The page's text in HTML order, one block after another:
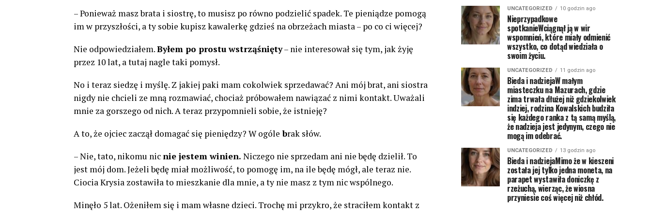
– Ponieważ masz brata i siostrę, to musisz po równo podzielić spadek. Te pieniądze pomogą
im w przyszłości, a ty sobie kupisz kawalerkę gdzieś na obrzeżach miasta – po co ci więcej?
Nie odpowiedziałem.Byłem po prostu wstrząśnięty– nie interesował się tym, jak żyję
przez 10 lat, a tutaj nagle taki pomysł.
No i teraz siedzę i myślę. Z jakiej paki mam cokolwiek sprzedawać? Ani mój brat, ani siostra
nigdy nie chcieli ze mną rozmawiać, chociaż próbowałem nawiązać z nimi kontakt. Uważali
mnie za gorszego od nich. A teraz przypomnieli sobie, że istnieję?
A to, że ojciec zaczął domagać się pieniędzy? W ogóle brak słów.
– Nie, tato, nikomu nicnie jestem winien. Niczego nie sprzedam ani nie będę dzielił. To
jest mój dom. Jeżeli będę miał możliwość, to pomogę im, na ile będę mógł, ale teraz nie.
Ciocia Krysia zostawiła to mieszkanie dla mnie, a ty nie masz z tym nic wspólnego.
Minęło 5 lat. Ożeniłem się i mam własne dzieci. Trochę mi przykro, że straciłem kontakt z
UNCATEGORIZED 10 godzin ago
Nieprzypadkowe
spotkanieWciągnął ją w wir
wspomnień, które miały odmienić
wszystko, co dotąd wiedziała o
swoim życiu.
UNCATEGORIZED 11 godzin ago
Bieda i nadziejaW małym
miasteczku na Mazurach, gdzie
zima trwała dłużej niż gdziekolwiek
indziej, rodzina Kowalskich budziła
się każdego ranka z tą samą myślą,
że nadzieja jest jedynym, czego nie
mogą im odebrać.
UNCATEGORIZED 13 godzin ago
Bieda i nadziejaMimo że w kieszeni
została jej tylko jedna moneta, na
parapet wystawiła doniczkę z
rzeżuchą, wierząc, że wiosna
przyniesie coś więcej niż chłód.